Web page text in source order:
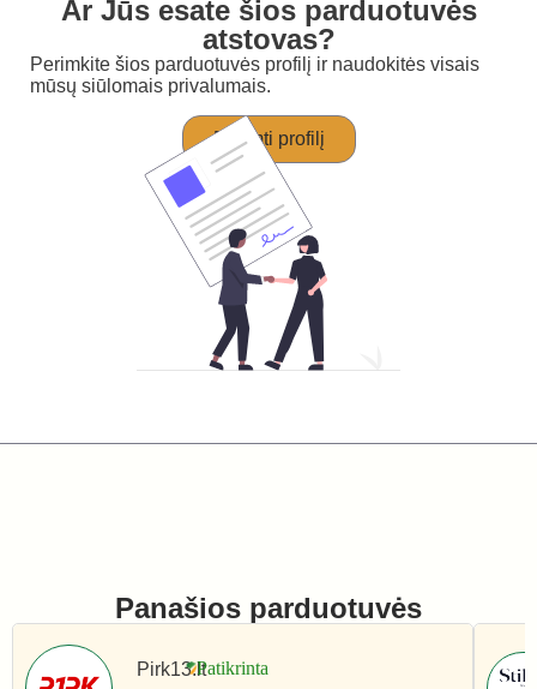
Ar Jūs esate šios parduotuvės
atstovas?
Perimkite šios parduotuvės profilį ir naudokitės visais
mūsų siūlomais privalumais.
Perimti profilį
Panašios parduotuvės
Pirk13.lt